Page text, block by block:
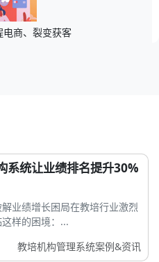
电商、裂变获客
系统让业绩排名提升30%
业绩增长困局在教培行业激烈
样的困境：...
教培机构管理系统案例&资讯